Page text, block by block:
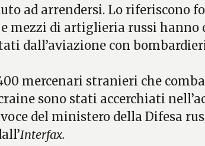
ad arrendersi. Lo riferiscono
mezzi di artiglieria russi hanno
dall’aviazione con
mercenari stranieri che
sono stati accerchiati
del ministero della Difesa
Interfax.